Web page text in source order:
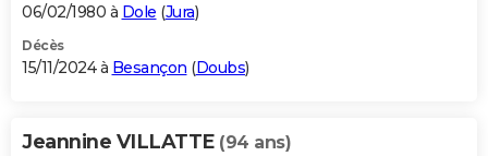
06/02/1980 à Dole (Jura)
Décès
15/11/2024 à Besançon (Doubs)
Jeannine VILLATTE (94 ans)